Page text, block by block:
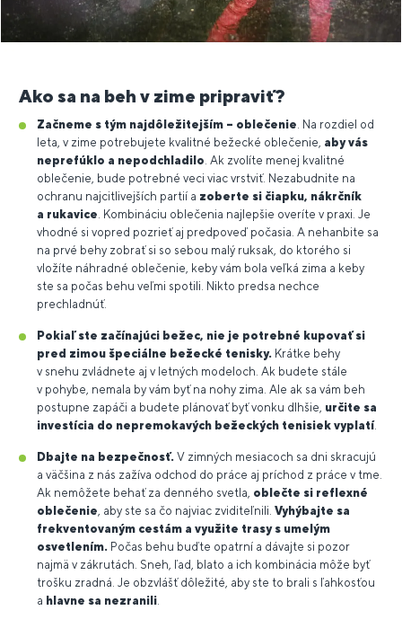
Ako sa na beh v zime pripraviť?
Začneme s tým najdôležitejším – oblečenie . Na rozdiel od
leta, v zime potrebujete kvalitné bežecké oblečenie, aby vás
neprefúklo a nepodchladilo . Ak zvolíte menej kvalitné
oblečenie, bude potrebné veci viac vrstviť. Nezabudnite na
ochranu najcitlivejších partií a zoberte si čiapku, nákrčník
a rukavice . Kombináciu oblečenia najlepšie overíte v praxi. Je
vhodné si vopred pozrieť aj predpoveď počasia. A nehanbite sa
na prvé behy zobrať si so sebou malý ruksak, do ktorého si
vložíte náhradné oblečenie, keby vám bola veľká zima a keby
ste sa počas behu veľmi spotili. Nikto predsa nechce
prechladnúť.
Pokiaľ ste začínajúci bežec, nie je potrebné kupovať si
pred zimou špeciálne bežecké tenisky. Krátke behy
v snehu zvládnete aj v letných modeloch. Ak budete stále
v pohybe, nemala by vám byť na nohy zima. Ale ak sa vám beh
postupne zapáči a budete plánovať byť vonku dlhšie, určite sa
investícia do nepremokavých bežeckých tenisiek vyplatí.
Dbajte na bezpečnosť. V zimných mesiacoch sa dni skracujú
a väčšina z nás zažíva odchod do práce aj príchod z práce v tme.
Ak nemôžete behať za denného svetla, oblečte si reflexné
oblečenie , aby ste sa čo najviac zviditeľnili. Vyhýbajte sa
frekventovaným cestám a využite trasy s umelým
osvetlením. Počas behu buďte opatrní a dávajte si pozor
najmä v zákrutách. Sneh, ľad, blato a ich kombinácia môže byť
trošku zradná. Je obzvlášť dôležité, aby ste to brali s ľahkosťou
a hlavne sa nezranili